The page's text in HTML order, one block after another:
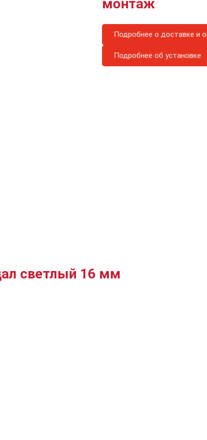
монтаж
Подробнее о доставке и
Подробнее об установке
светлый 16 мм